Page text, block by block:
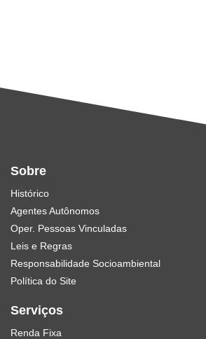
Sobre
Histórico
Agentes Autônomos
Oper. Pessoas Vinculadas
Leis e Regras
Responsabilidade Socioambiental
Política do Site
Serviços
Renda Fixa